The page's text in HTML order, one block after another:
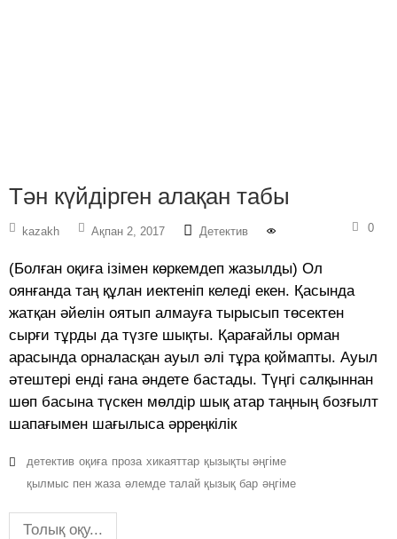
Тән күйдірген алақан табы
kazakh Ақпан 2, 2017 Детектив 0
(Болған оқиға ізімен көркемдеп жазылды) Ол
оянғанда таң құлан иектеніп келеді екен. Қасында
жатқан әйелін оятып алмауға тырысып төсектен
сырғи тұрды да түзге шықты. Қарағайлы орман
арасында орналасқан ауыл әлі тұра қоймапты. Ауыл
әтештері енді ғана әндете бастады. Түңгі салқыннан
шөп басына түскен мөлдір шық атар таңның бозғылт
шапағымен шағылыса әрреңкілік
детектив оқиға проза хикаяттар қызықты әңгіме
қылмыс пен жаза әлемде талай қызық бар әңгіме
Толық оқу...